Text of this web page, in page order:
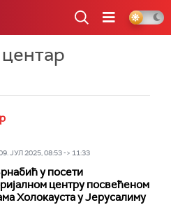
ЈУЛ 2025, 08:53 -> 11:33
у посети
центру посвећеном
Холокауста у Јерусалиму